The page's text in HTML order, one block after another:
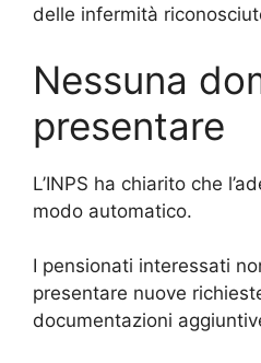
delle infermità
Nessuna
presentare
L’INPS ha chiarito che
modo automatico.
I pensionati interessati
presentare nuove
documentazioni